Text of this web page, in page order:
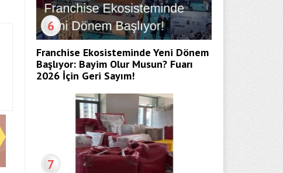
6
Franchise Ekosisteminde Yeni Dönem
Başlıyor: Bayim Olur Musun? Fuarı
2026 İçin Geri Sayım!
7